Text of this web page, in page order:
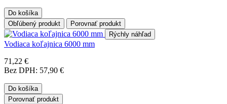
Do košíka
Obľúbený produkt
Porovnať produkt
Rýchly náhľad
Vodiaca koľajnica 6000 mm
71,22 €
Bez DPH: 57,90 €
Do košíka
Porovnať produkt